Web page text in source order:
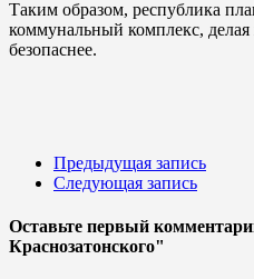
Таким образом, республика
коммунальный комплекс,
безопаснее.
Предыдущая запись
Следующая запись
Оставьте первый
Краснозатонского"